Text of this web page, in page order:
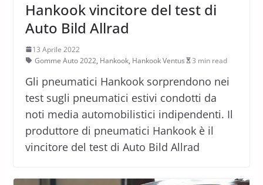
Hankook vincitore del test di
Auto Bild Allrad
13 Aprile 2022
Gomme Auto 2022, Hankook, Hankook Ventus 3 min read
Gli pneumatici Hankook sorprendono nei
test sugli pneumatici estivi condotti da
noti media automobilistici indipendenti. Il
produttore di pneumatici Hankook è il
vincitore del test di Auto Bild Allrad